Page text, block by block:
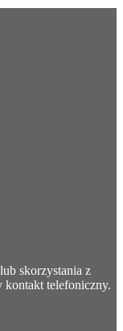
skorzystania z
kontakt telefoniczny.